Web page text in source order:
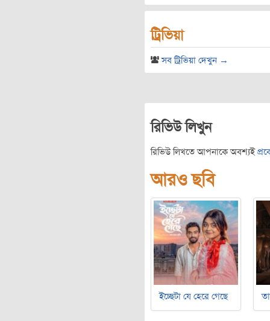
ট্রিভিয়া
সব ট্রিভিয়া দেখুন →
রিভিউ লিখুন
রিভিউ লিখতে আপনাকে অবশ্যই
আরও ছবি
ইচ্ছেটা যে হেরে গেছে